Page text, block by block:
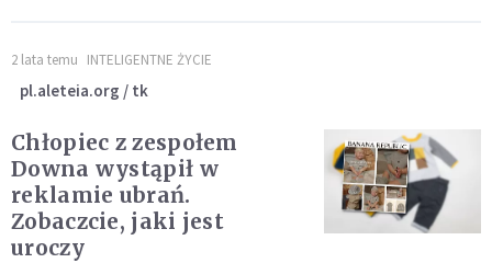
2 lata temu INTELIGENTNE ŻYCIE
pl.aleteia.org / tk
Chłopiec z zespołem
Downa wystąpił w
reklamie ubrań.
Zobaczcie, jaki jest
uroczy